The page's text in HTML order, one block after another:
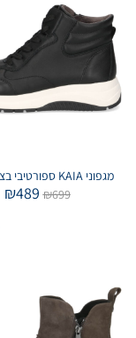
מגפוני KAIA ספורטיבי בצבע שחור
₪699
₪489